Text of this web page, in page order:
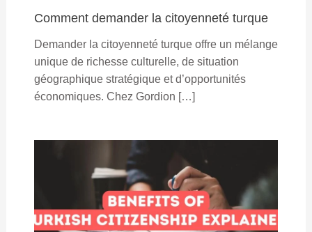
Comment demander la citoyenneté turque
Demander la citoyenneté turque offre un mélange
unique de richesse culturelle, de situation
géographique stratégique et d’opportunités
économiques. Chez Gordion […]